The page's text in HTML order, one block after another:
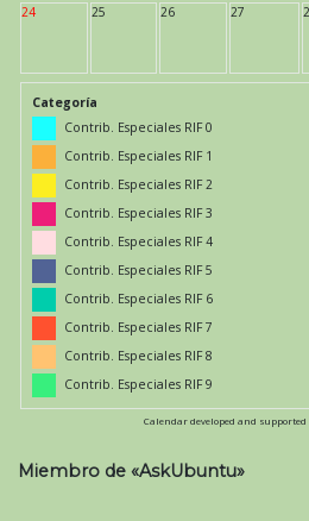
24 25 26 27
Categoría
Contrib. Especiales RIF 0
Contrib. Especiales RIF 1
Contrib. Especiales RIF 2
Contrib. Especiales RIF 3
Contrib. Especiales RIF 4
Contrib. Especiales RIF 5
Contrib. Especiales RIF 6
Contrib. Especiales RIF 7
Contrib. Especiales RIF 8
Contrib. Especiales RIF 9
Calendar developed and supported
Miembro de «AskUbuntu»